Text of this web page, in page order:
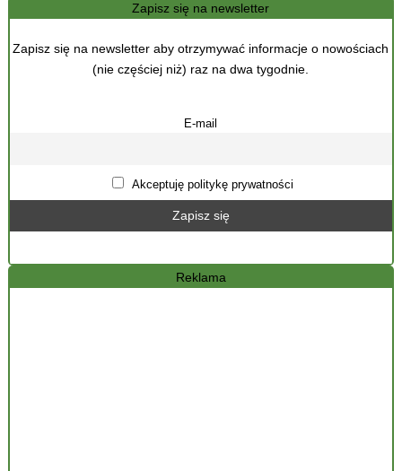
Zapisz się na newsletter
Zapisz się na newsletter aby otrzymywać informacje o nowościach
(nie częściej niż) raz na dwa tygodnie.
E-mail
Akceptuję politykę prywatności
Reklama